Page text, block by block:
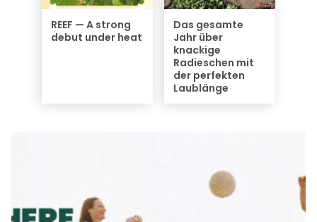
More News
Radieschen mit
der perfekten
Laublänge